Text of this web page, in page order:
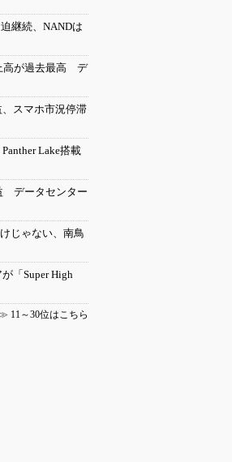
継続、NANDは
高が過去最高 デ
スマホ市況停滞
Lake搭載
データセンター
じゃない、南鳥
「Super High
11～30位はこちら